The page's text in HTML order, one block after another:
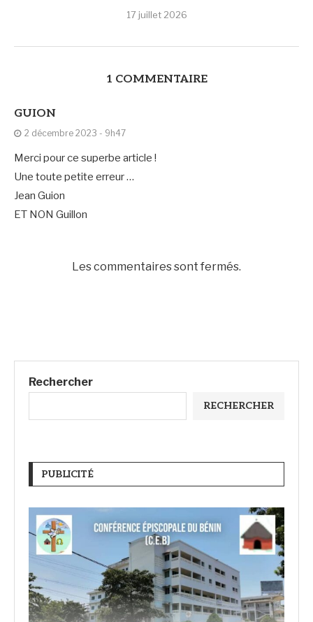
17 juillet 2026
1 COMMENTAIRE
GUION
2 décembre 2023 - 9h47
Merci pour ce superbe article !
Une toute petite erreur …
Jean Guion
ET NON Guillon
Les commentaires sont fermés.
Rechercher
RECHERCHER
PUBLICITÉ